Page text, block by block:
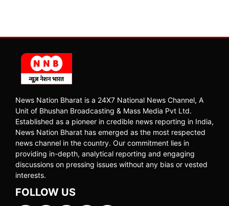
News Nation Bharat is a 24X7 National News Channel, A
Unit of Bhushan Broadcasting & Mass Media Pvt Ltd.
Established as a pioneer in credible news reporting in India,
News Nation Bharat has emerged as the most respected
news channel in the country. Our commitment lies in
providing in-depth, analytical reporting and engaging
discussions on pressing issues without any bias or vested
interests.
FOLLOW US